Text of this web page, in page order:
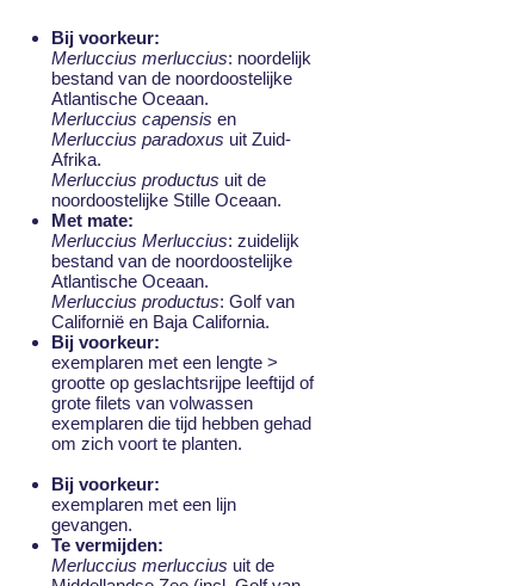
Bij voorkeur:
Merluccius merluccius: noordelijk
bestand van de noordoostelijke
Atlantische Oceaan.
Merluccius capensis en
Merluccius paradoxus uit Zuid-
Afrika.
Merluccius productus uit de
noordoostelijke Stille Oceaan.
Met mate:
Merluccius Merluccius: zuidelijk
bestand van de noordoostelijke
Atlantische Oceaan.
Merluccius productus: Golf van
Californië en Baja California.
Bij voorkeur:
exemplaren met een lengte >
grootte op geslachtsrijpe leeftijd of
grote filets van volwassen
exemplaren die tijd hebben gehad
om zich voort te planten.
Bij voorkeur:
exemplaren met een lijn
gevangen.
Te vermijden:
Merluccius merluccius uit de